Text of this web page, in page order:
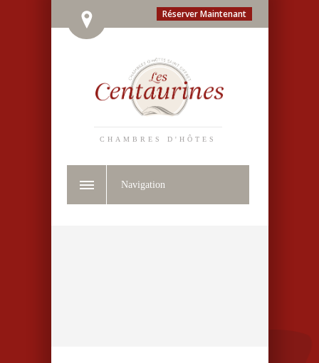
Réserver Maintenant
CHAMBRES D'HÔTES
Navigation